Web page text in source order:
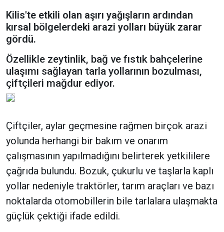
Kilis'te etkili olan aşırı yağışların ardından
kırsal bölgelerdeki arazi yolları büyük zarar
gördü.
Özellikle zeytinlik, bağ ve fıstık bahçelerine
ulaşımı sağlayan tarla yollarının bozulması,
çiftçileri mağdur ediyor.
Çiftçiler, aylar geçmesine rağmen birçok arazi
yolunda herhangi bir bakım ve onarım
çalışmasının yapılmadığını belirterek yetkililere
çağrıda bulundu. Bozuk, çukurlu ve taşlarla kaplı
yollar nedeniyle traktörler, tarım araçları ve bazı
noktalarda otomobillerin bile tarlalara ulaşmakta
güçlük çektiği ifade edildi.